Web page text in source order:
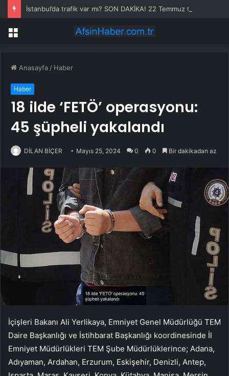
Menü
Anasayfa / Haber
Haber
18 ilde ‘FETÖ’ operasyonu:
45 şüpheli yakalandı
DİLAN BİÇER Mayıs 25, 2024 0 0 Bir dakikadan az
İçişleri Bakanı Ali Yerlikaya, Emniyet Genel Müdürlüğü TEM
Daire Başkanlığı ve İstihbarat Başkanlığı koordinesinde İl
Emniyet Müdürlükleri TEM Şube Müdürlüklerince; Adana,
Adıyaman, Ardahan, Erzurum, Eskişehir, Denizli, Antep,